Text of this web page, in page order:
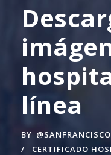
línea
BY @SANFRANCISCO
CERTIFICADO